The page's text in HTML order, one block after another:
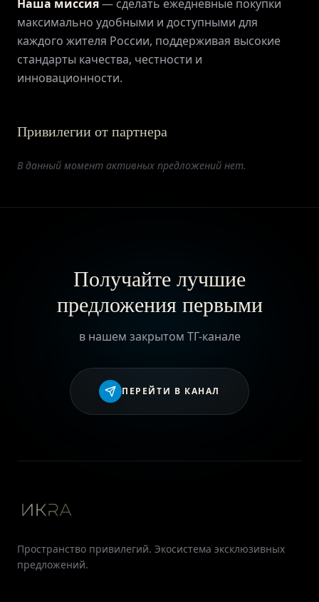
Наша миссия— сделать ежедневные покупки
максимально удобными и доступными для
каждого жителя России, поддерживая высокие
стандарты качества, честности и
инновационности.
Привилегии от партнера
В данный момент активных предложений нет.
Получайте лучшие
предложения первыми
в нашем закрытом ТГ-канале
ПЕРЕЙТИ В КАНАЛ
Пространство привилегий. Экосистема эксклюзивных
предложений.